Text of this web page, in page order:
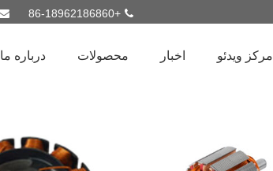
+86-18962186860
درباره ما محصولات اخبار مرکز ویدئو